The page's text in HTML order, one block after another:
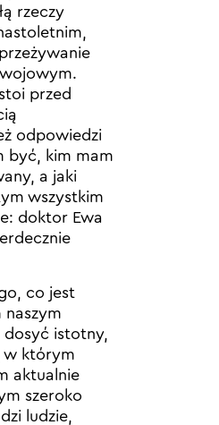
rzeczy
przed
odpowiedzi
być, kim mam
a jaki
wszystkim
doktor Ewa
co jest
istotny,
w którym
aktualnie
szeroko
ludzie,